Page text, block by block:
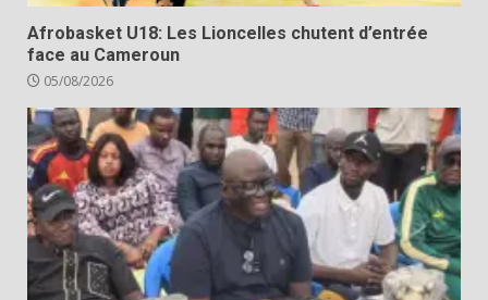
Afrobasket U18: Les Lioncelles chutent d’entrée
face au Cameroun
05/08/2026